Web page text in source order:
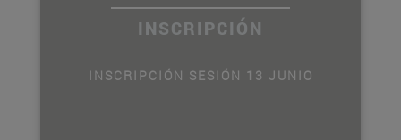
INSCRIPCIÓN
INSCRIPCIÓN SESIÓN 13 JUNIO